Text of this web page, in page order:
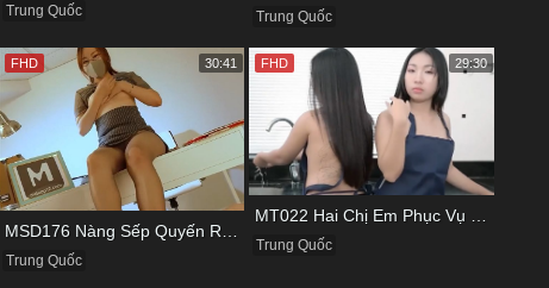
Trung Quốc Trung Quốc
Trung Quốc
FHD 30:41
Trung Quốc
FHD 29:30